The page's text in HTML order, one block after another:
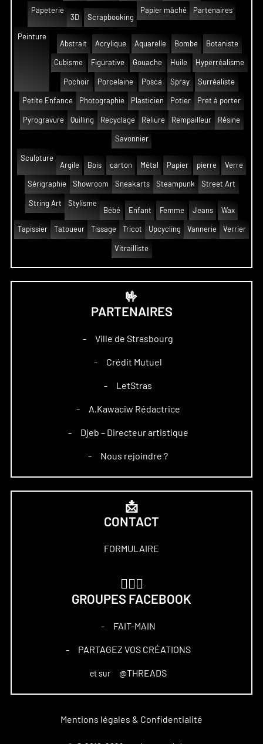
Papeterie
3D
Scrapbooking
Papier mâché Partenaires
Peinture
Abstrait
Acrylique Aquarelle Bombe Botaniste
Cubisme Figurative Gouache Huile Hyperréalisme
Pochoir Porcelaine Posca Spray Surréaliste
Petite Enfance Photographie Plasticien Potier Pret à porter
Pyrogravure Quilling Recyclage Reliure Rempailleur Résine
Savonnier
Sculpture
Argile
Bois carton Métal Papier pierre Verre
Sérigraphie Showroom Sneakarts Steampunk Street Art
String Art
Stylisme
Bébé
Enfant Femme Jeans Wax
Tapissier Tatoueur Tissage Tricot Upcycling Vannerie Verrier
Vitrailliste
🤟
PARTENAIRES
– Ville de Strasbourg
– Crédit Mutuel
– LetStras
– A.Kawaciw Rédactrice
– Djeb – Directeur artistique
– Nous rejoindre ?
📩
CONTACT
FORMULAIRE
GROUPES FACEBOOK
– FAIT-MAIN
– PARTAGEZ VOS CRÉATIONS
et sur @THREADS
Mentions légales & Confidentialité